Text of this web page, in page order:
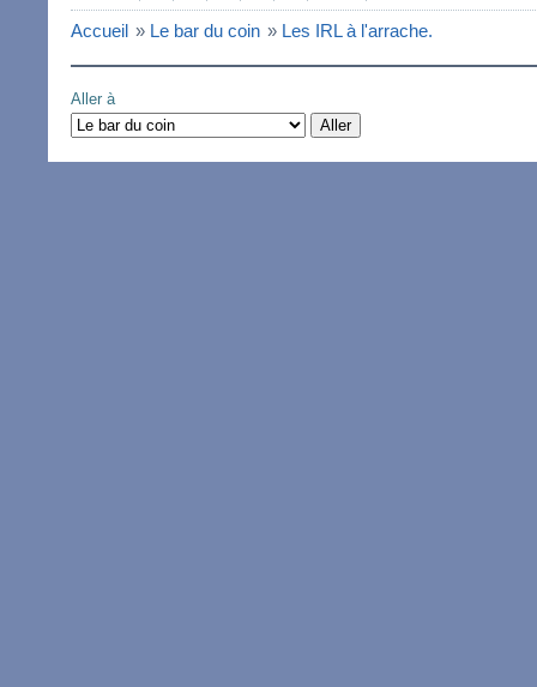
Accueil » Le bar du coin » Les IRL à l'arrache.
Aller à